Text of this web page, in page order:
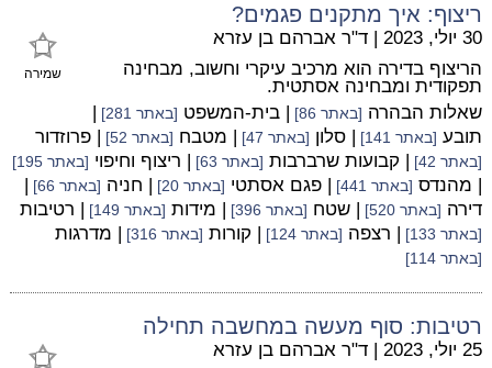
ריצוף: איך מתקנים פגמים?
שמירה
30 יולי, 2023 | ד"ר אברהם בן עזרא
הריצוף בדירה הוא מרכיב עיקרי וחשוב, מבחינה
תפקודית ומבחינה אסתטית.
שאלות הבהרה [באתר 86] | בית-המשפט [באתר 281]
|
תובע [באתר 141] | סלון [באתר 47] | מטבח [באתר 52] | פרוזדור
[באתר 42] | קבועות שרברבות [באתר 63] | ריצוף וחיפוי [באתר 195]
| מהנדס [באתר 441] | פגם אסתטי [באתר 20] | חניה [באתר 66]
|
דירה [באתר 520] | שטח [באתר 396] | מידות [באתר 149] | רטיבות
[באתר 133] | רצפה [באתר 124] | קורות [באתר 316] | מדרגות
[באתר 114]
רטיבות: סוף מעשה במחשבה תחילה
25 יולי, 2023 | ד"ר אברהם בן עזרא